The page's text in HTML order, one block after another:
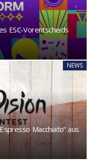
ESC-Vorentscheids
NEWS
Macchiato“ aus